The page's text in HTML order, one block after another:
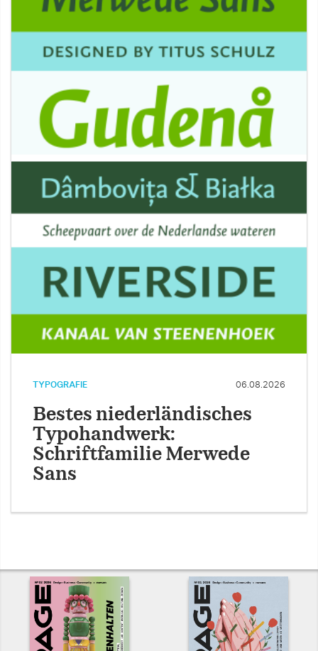
TYPOGRAFIE 06.08.2026
Bestes niederländisches
Typohandwerk:
Schriftfamilie Merwede
Sans